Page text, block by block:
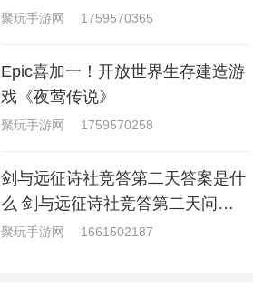
聚玩手游网 1759570365
Epic喜加一！开放世界生存建造游
戏《夜莺传说》
聚玩手游网 1759570258
剑与远征诗社竞答第二天答案是什
么 剑与远征诗社竞答第二天问题
答案攻略
聚玩手游网 1661502187